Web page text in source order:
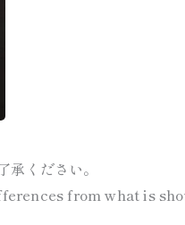
ください。
from what is